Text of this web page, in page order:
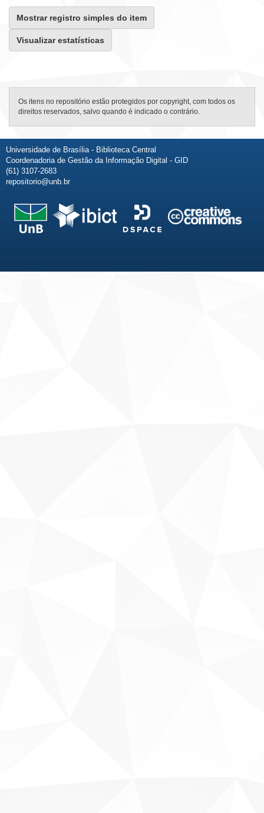
Mostrar registro simples do item
Visualizar estatísticas
Os itens no repositório estão protegidos por copyright, com todos os
direitos reservados, salvo quando é indicado o contrário.
Universidade de Brasília - Biblioteca Central
Coordenadoria de Gestão da Informação Digital - GID
(61) 3107-2683
repositorio@unb.br